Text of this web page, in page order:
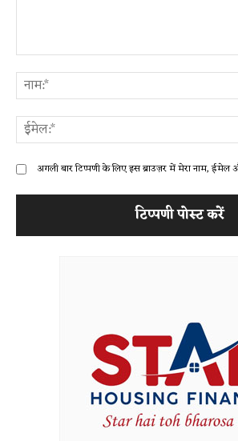
अगली बार टिप्पणी के लिए इस ब्राउज़र में मेरा नाम,